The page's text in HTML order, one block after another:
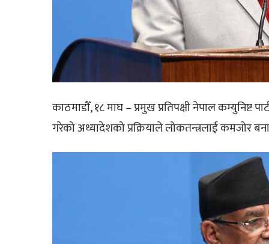
काठमाडौँ, १८ माघ – प्रमुख प्रतिपक्षी नेपाल कम्युनिष्ट
गरेको अध्यादेशको प्रक्रियाले लोकतन्त्रलाई कमजोर